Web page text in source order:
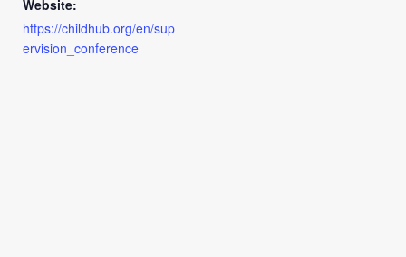
Website:
https://childhub.org/en/sup
ervision_conference